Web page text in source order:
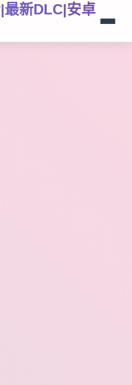
最新DLC|安卓